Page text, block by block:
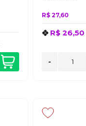
R$ 27,60
R$ 26,50
-